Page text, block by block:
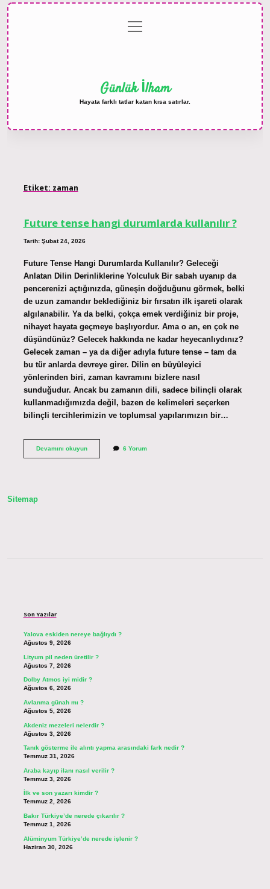
menüyü
aç
Günlük İlham
Hayata farklı tatlar katan kısa satırlar.
Etiket: zaman
Future tense hangi durumlarda kullanılır ?
Tarih: Şubat 24, 2026
Future Tense Hangi Durumlarda Kullanılır? Geleceği
Anlatan Dilin Derinliklerine Yolculuk Bir sabah uyanıp da
pencerenizi açtığınızda, güneşin doğduğunu görmek, belki
de uzun zamandır beklediğiniz bir fırsatın ilk işareti olarak
algılanabilir. Ya da belki, çokça emek verdiğiniz bir proje,
nihayet hayata geçmeye başlıyordur. Ama o an, en çok ne
düşündünüz? Gelecek hakkında ne kadar heyecanlıydınız?
Gelecek zaman – ya da diğer adıyla future tense – tam da
bu tür anlarda devreye girer. Dilin en büyüleyici
yönlerinden biri, zaman kavramını bizlere nasıl
sunduğudur. Ancak bu zamanın dili, sadece bilinçli olarak
kullanmadığımızda değil, bazen de kelimeleri seçerken
bilinçli tercihlerimizin ve toplumsal yapılarımızın bir…
Devamını okuyunFuture
6 Yorum
Sitemap
Son Yazılar
Yalova eskiden nereye bağlıydı ?
Ağustos 9, 2026
Lityum pil neden üretilir ?
Ağustos 7, 2026
Dolby Atmos iyi midir ?
Ağustos 6, 2026
Avlanma günah mı ?
Ağustos 5, 2026
Akdeniz mezeleri nelerdir ?
Ağustos 3, 2026
Tanık gösterme ile alıntı yapma arasındaki fark nedir ?
Temmuz 31, 2026
Araba kayıp ilanı nasıl verilir ?
Temmuz 3, 2026
İlk ve son yazarı kimdir ?
Temmuz 2, 2026
Bakır Türkiye’de nerede çıkarılır ?
Temmuz 1, 2026
Alüminyum Türkiye’de nerede işlenir ?
Haziran 30, 2026